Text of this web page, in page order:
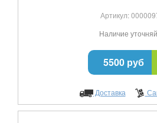
Артикул:
Наличие
5500 руб
Доставка